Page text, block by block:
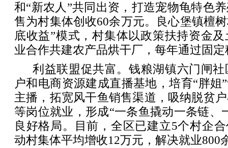
和“新农人”共同出资，打造宠物龟特色
售为村集体创收60余万元。良心堡镇檀
底收益”模式，村集体以政策扶持资金
业合作共建农产品烘干厂，每年通过固
利益联盟促共富。钱粮湖镇六门闸
户和电商资源建成直播基地，培育“胖姐
主播，拓宽风干鱼销售渠道，吸纳脱贫
等岗位就业，形成“一条鱼撬动一条链、
良好格局。目前，全区已建立5个村企
动村集体平均增收12万元，解决就业800